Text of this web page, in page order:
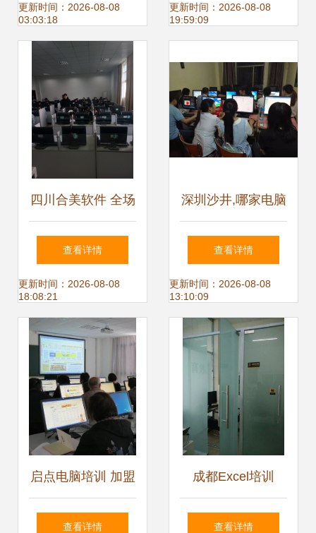
会展设计新技能，
上海电脑培训助您
走向职业新高度
更新时间：2026-08-08
03:03:18
打造专业技能新高
更新时间：2026-08-08
19:59:09
四川合美软件 全场
景覆盖的计算机培
训教室解决方案
查看详情
更新时间：2026-08-08
18:08:21
深圳沙井,哪家电脑
培训好,首先鑫凤教
育
查看详情
更新时间：2026-08-08
13:10:09
启点电脑培训 加盟
优势深度解析，助
查看详情
成都Excel培训
从“小白”到“大神”，
查看详情